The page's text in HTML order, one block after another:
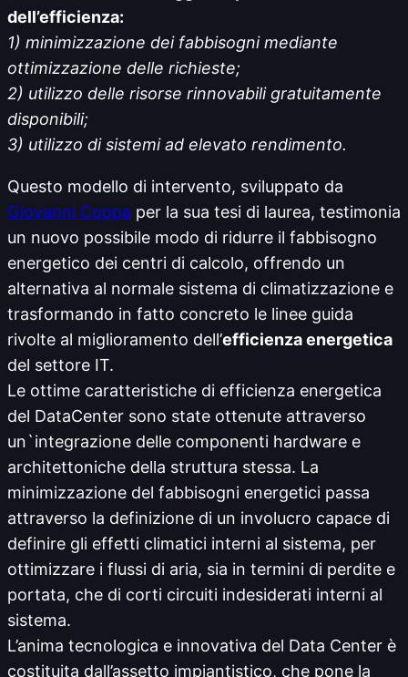
dell’efficienza:
1) minimizzazione dei fabbisogni mediante
ottimizzazione delle richieste;
2) utilizzo delle risorse rinnovabili gratuitamente
disponibili;
3) utilizzo di sistemi ad elevato rendimento.
Questo modello di intervento, sviluppato da
Giovanni Coppa per la sua tesi di laurea, testimonia
un nuovo possibile modo di ridurre il fabbisogno
energetico dei centri di calcolo, offrendo un
alternativa al normale sistema di climatizzazione e
trasformando in fatto concreto le linee guida
rivolte al miglioramento dell’efficienza energetica
del settore IT.
Le ottime caratteristiche di efficienza energetica
del DataCenter sono state ottenute attraverso
un`integrazione delle componenti hardware e
architettoniche della struttura stessa. La
minimizzazione del fabbisogni energetici passa
attraverso la definizione di un involucro capace di
definire gli effetti climatici interni al sistema, per
ottimizzare i flussi di aria, sia in termini di perdite e
portata, che di corti circuiti indesiderati interni al
sistema.
L’anima tecnologica e innovativa del Data Center è
costituita dall’assetto impiantistico, che pone la